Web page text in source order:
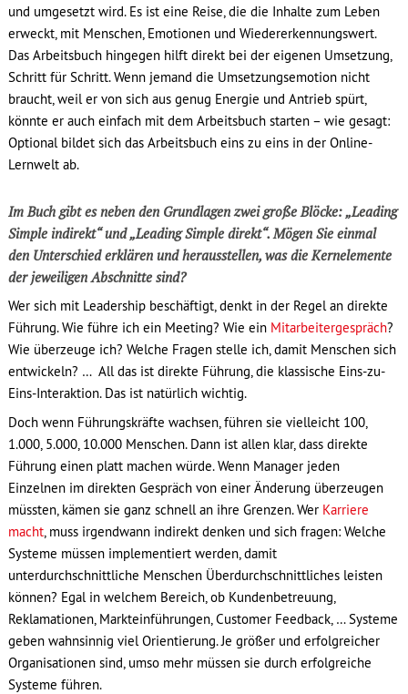
und umgesetzt wird. Es ist eine Reise, die die Inhalte zum Leben
erweckt, mit Menschen, Emotionen und Wiedererkennungswert.
Das Arbeitsbuch hingegen hilft direkt bei der eigenen Umsetzung,
Schritt für Schritt. Wenn jemand die Umsetzungsemotion nicht
braucht, weil er von sich aus genug Energie und Antrieb spürt,
könnte er auch einfach mit dem Arbeitsbuch starten – wie gesagt:
Optional bildet sich das Arbeitsbuch eins zu eins in der Online-
Lernwelt ab.
Im Buch gibt es neben den Grundlagen zwei große Blöcke: „Leading
Simple indirekt“ und „Leading Simple direkt“. Mögen Sie einmal
den Unterschied erklären und herausstellen, was die Kernelemente
der jeweiligen Abschnitte sind?
Wer sich mit Leadership beschäftigt, denkt in der Regel an direkte
Führung. Wie führe ich ein Meeting? Wie ein Mitarbeitergespräch?
Wie überzeuge ich? Welche Fragen stelle ich, damit Menschen sich
entwickeln? … All das ist direkte Führung, die klassische Eins-zu-
Eins-Interaktion. Das ist natürlich wichtig.
Doch wenn Führungskräfte wachsen, führen sie vielleicht 100,
1.000, 5.000, 10.000 Menschen. Dann ist allen klar, dass direkte
Führung einen platt machen würde. Wenn Manager jeden
Einzelnen im direkten Gespräch von einer Änderung überzeugen
müssten, kämen sie ganz schnell an ihre Grenzen. Wer Karriere
macht, muss irgendwann indirekt denken und sich fragen: Welche
Systeme müssen implementiert werden, damit
unterdurchschnittliche Menschen Überdurchschnittliches leisten
können? Egal in welchem Bereich, ob Kundenbetreuung,
Reklamationen, Markteinführungen, Customer Feedback, … Systeme
geben wahnsinnig viel Orientierung. Je größer und erfolgreicher
Organisationen sind, umso mehr müssen sie durch erfolgreiche
Systeme führen.